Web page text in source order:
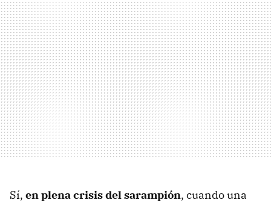
Sí, en plena crisis del sarampión, cuando una